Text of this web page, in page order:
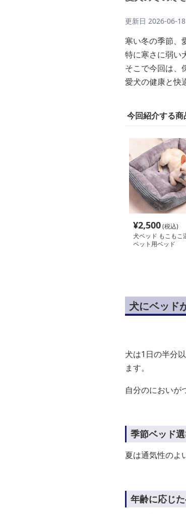
更新日 2026-06-18
寒い冬の季節、
特に寒さに弱い
そこで今回は、
愛犬の健康と快
今回紹介する商
¥2,500(税込)
犬ベッド もこもこ
ペット用ベッド
犬にベッド
犬は1日の半分
ます。
自分のにおいが
季節ベッド
夏は通気性のよ
年齢に応じ